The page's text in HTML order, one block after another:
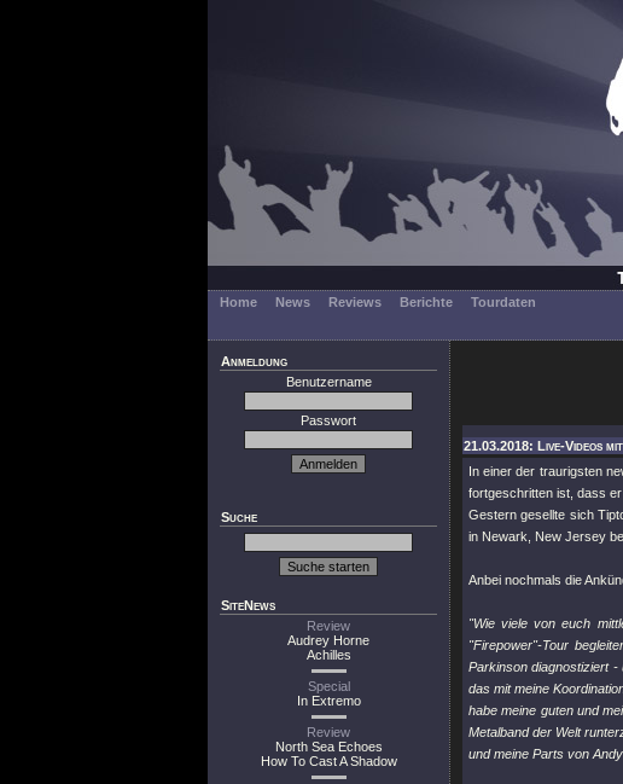
Home News Reviews Berichte
Tourdaten
Anmeldung
Benutzername
Passwort
Suche
SiteNews
Review
Audrey Horne
Achilles
Special
In Extremo
Review
North Sea Echoes
How To Cast A Shadow
21.03.2018: Live-Videos
In einer der traurigsten
fortgeschritten ist, dass
Gestern gesellte sich
in Newark, New Jersey
Anbei nochmals die
"Wie viele von euch
"Firepower"-Tour
Parkinson diagnostiziert
das mit meine
habe meine guten und
Metalband der Welt
und meine Parts von